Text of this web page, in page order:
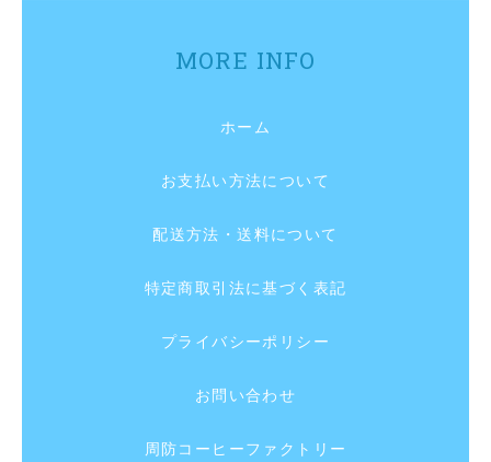
MORE INFO
ホーム
お支払い方法について
配送方法・送料について
特定商取引法に基づく表記
プライバシーポリシー
お問い合わせ
周防コーヒーファクトリー